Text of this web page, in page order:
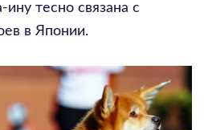
тесно связана с
в Японии.